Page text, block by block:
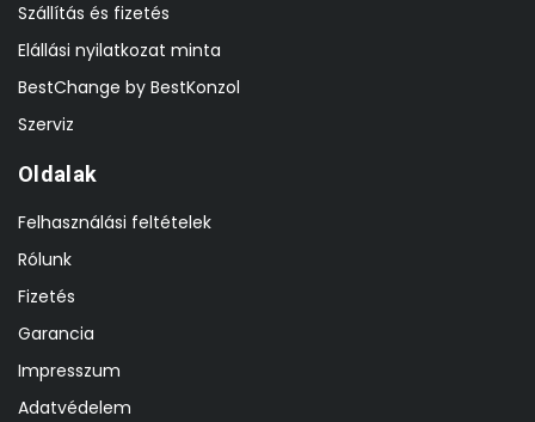
Szállítás és fizetés
Elállási nyilatkozat minta
BestChange by BestKonzol
Szerviz
Oldalak
Felhasználási feltételek
Rólunk
Fizetés
Garancia
Impresszum
Adatvédelem